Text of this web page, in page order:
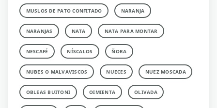
MUSLOS DE PATO CONFITADO NARANJA
NARANJAS NATA NATA PARA MONTAR
NESCAFÉ NÍSCALOS ÑORA
NUBES O MALVAVISCOS NUECES NUEZ MOSCADA
OBLEAS BUITONI OIMIENTA OLIVADA